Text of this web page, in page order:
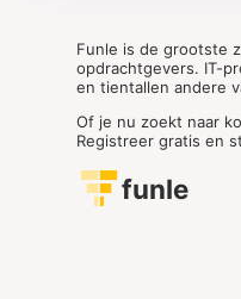
Funle is de grootste
opdrachtgevers. IT-
en tientallen andere
Of je nu zoekt naar
Registreer gratis en
funle